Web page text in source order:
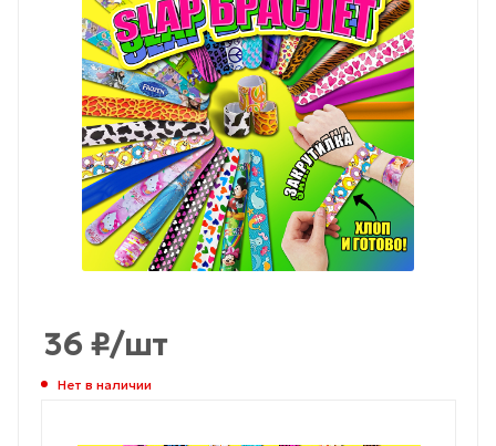
36 ₽/шт
Нет в наличии